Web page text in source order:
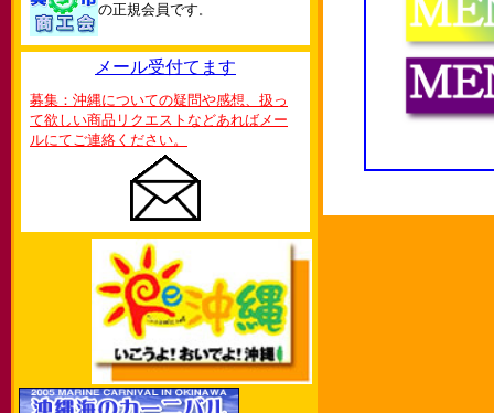
の正規会員です。
メール受付てます
募集：沖縄についての疑問や感想、扱っ
て欲しい商品リクエストなどあればメー
ルにてご連絡ください。